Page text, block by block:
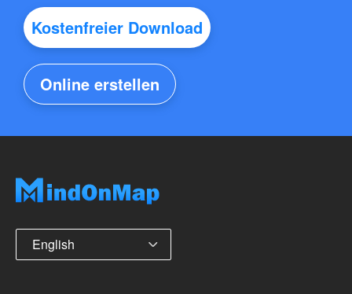
Kostenfreier Download
Online erstellen
English